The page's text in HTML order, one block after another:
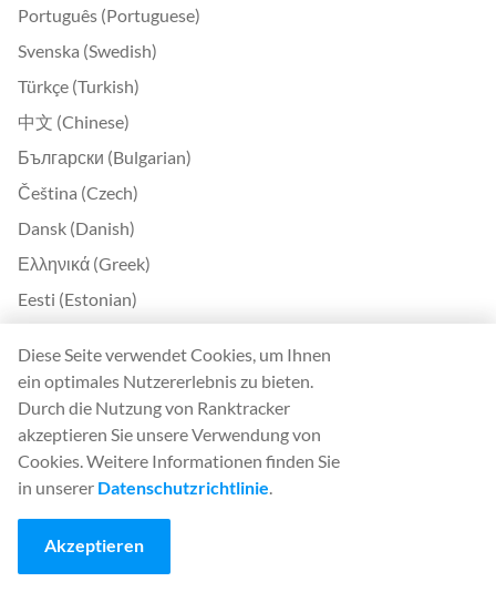
Português (Portuguese)
Svenska (Swedish)
Türkçe (Turkish)
中文 (Chinese)
Български (Bulgarian)
Čeština (Czech)
Dansk (Danish)
Ελληνικά (Greek)
Eesti (Estonian)
Indonesia (Indonesian)
Lietuvių (Lithuanian)
Slovenčina (Slovak)
Diese Seite verwendet Cookies, um Ihnen
ein optimales Nutzererlebnis zu bieten.
Durch die Nutzung von Ranktracker
akzeptieren Sie unsere Verwendung von
Cookies. Weitere Informationen finden Sie
in unserer Datenschutzrichtlinie.
Akzeptieren